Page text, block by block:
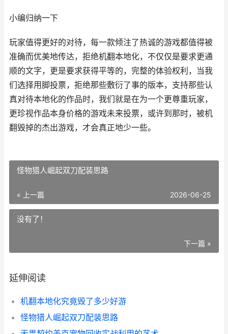
小编归纳一下
玩家值得更好的对待，每一款倾注了热诚的游戏都值得被
准确而优美地传达，拒绝机翻本地化，不仅仅是要求更通
顺的文字，更是要求获得平等的，完整的体验权利，当我
们选择用脚投票，拒绝那些敷衍了事的版本，支持那些认
真对待本地化的作品时，我们就是在为一个更尊重玩家，
更珍视作品本身价格的游戏未来投票，或许到那时，被机
翻毁掉的杰出游戏，才会真正地少一些。
怪物猎人崛起双刀配装思路
« 上一篇 2026-06-25
没有了！
下一篇 »
延伸阅读
机翻本地化究竟毁了多少好游
怪物猎人崛起双刀配装思路